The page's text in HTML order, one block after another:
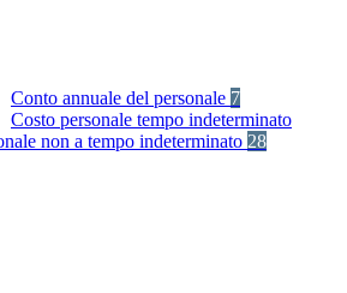
Conto annuale del personale 7
Costo personale tempo indeterminato
non a tempo indeterminato 28